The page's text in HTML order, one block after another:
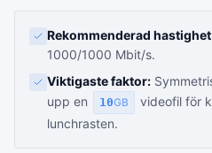
Rekommenderad
1000/1000 Mbit/s.
Viktigaste faktor:
upp en
10GB
videofil för
lunchrasten.